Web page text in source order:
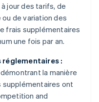
jour des tarifs, de
de variation des
frais supplémentaires
une fois par an.
réglementaires :
la manière
ont
and